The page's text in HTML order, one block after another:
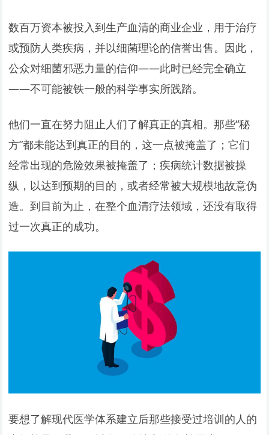
数百万资本被投入到生产血清的商业企业，用于治疗
或预防人类疾病，并以细菌理论的信誉出售。因此，
公众对细菌邪恶力量的信仰——此时已经完全确立
——不可能被铁一般的科学事实所践踏。
他们一直在努力阻止人们了解真正的真相。那些“秘
方”都未能达到真正的目的，这一点被掩盖了；它们
经常出现的危险效果被掩盖了；疾病统计数据被操
纵，以达到预期的目的，或者经常被大规模地故意伪
造。到目前为止，在整个血清疗法领域，还没有取得
过一次真正的成功。
要想了解现代医学体系建立后那些接受过培训的人的